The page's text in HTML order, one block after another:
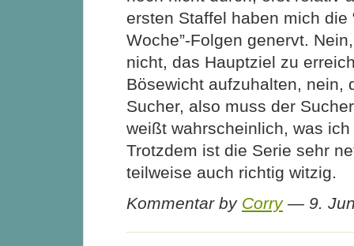
ersten Staffel haben mich die
Woche”-Folgen genervt.
nicht, das Hauptziel zu
Bösewicht aufzuhalten, nein,
Sucher, also muss der
weißt wahrscheinlich, was
Trotzdem ist die Serie sehr
teilweise auch richtig witzig.
Kommentar by Corry— 9.